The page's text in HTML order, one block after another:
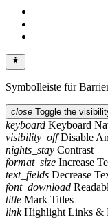
Symbolleiste für
close Toggle the
keyboard Keyboard
visibility_off Disable
nights_stay Contrast
format_size Increase
text_fields Decrease
font_download
title Mark Titles
link Highlight Links &